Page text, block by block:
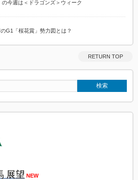
今週は＜ドラゴンズ＞ウィーク
G1「桜花賞」勢力図とは？
RETURN TOP
展望 NEW